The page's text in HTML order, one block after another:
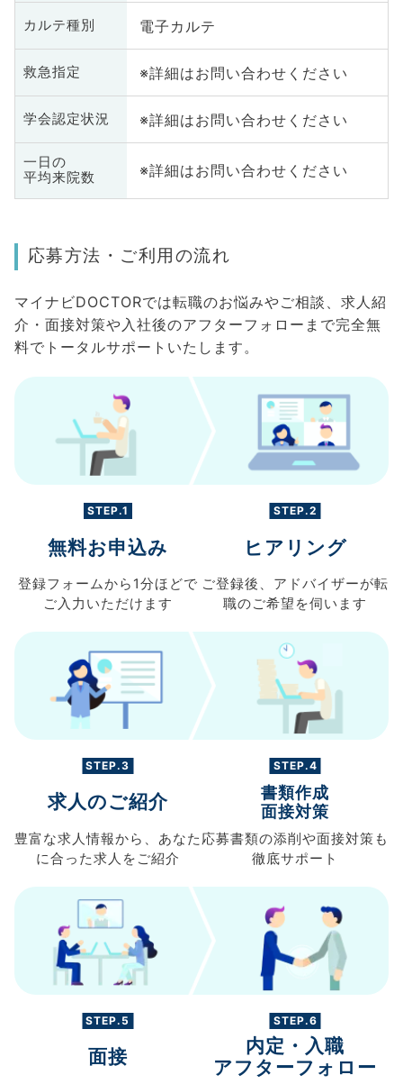
カルテ種別 電子カルテ
救急指定 ※詳細はお問い合わせください
学会認定状況 ※詳細はお問い合わせください
一日の
平均来院数
※詳細はお問い合わせください
応募方法・ご利用の流れ
マイナビDOCTORでは転職のお悩みやご相談、求人紹
介・面接対策や入社後のアフターフォローまで完全無
料でトータルサポートいたします。
STEP.1
無料お申込み
登録フォームから 1分ほどで
ご入力 いただけます
STEP.2
ヒアリング
ご登録後、 アドバイザーが転
職のご希望を伺います
STEP.3
求人のご紹介
豊富な求人情報から、 あなた
に合った求人を ご紹介
STEP.4
書類作成
面接対策
応募書類の添削や面接対策も
徹底サポート
STEP.5
面接
STEP.6
内定・入職
アフターフォロー